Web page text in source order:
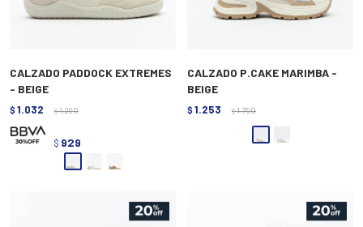
CALZADO PADDOCK EXTREMES
- BEIGE
$ 1.032 $ 1.290
$ 929
CALZADO P.CAKE MARIMBA -
BEIGE
$ 1.253 $ 1.790